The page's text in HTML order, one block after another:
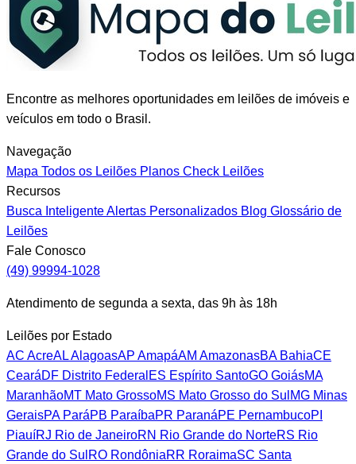
Encontre as melhores oportunidades em leilões de imóveis e
veículos em todo o Brasil.
Navegação
Mapa Todos os Leilões Planos Check Leilões
Recursos
Busca InteligenteAlertas Personalizados Blog Glossário de
Leilões
Fale Conosco
(49) 99994-1028
Atendimento de segunda a sexta, das 9h às 18h
Leilões por Estado
AC AcreALAlagoasAP AmapáAM AmazonasBABahiaCE
CearáDF Distrito Federal ES Espírito SantoGO GoiásMA
MaranhãoMT Mato GrossoMS Mato Grosso do Sul MG Minas
GeraisPAParáPB ParaíbaPR ParanáPE PernambucoPI
PiauíRJ Rio de JaneiroRN Rio Grande do NorteRS Rio
Grande do Sul RO RondôniaRR RoraimaSC Santa